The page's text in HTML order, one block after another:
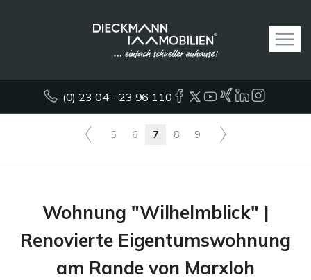
(0) 23 04 - 23 96 110
5 6 7 8 9
Wohnung "Wilhelmblick" |
Renovierte Eigentumswohnung
am Rande von Marxloh